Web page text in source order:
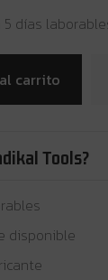
días
carrito
Tools?
disponible